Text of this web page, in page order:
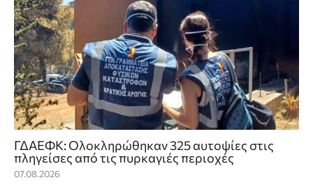
ΓΔΑΕΦΚ: Ολοκληρώθηκαν 325 αυτοψίες στις
πληγείσες από τις πυρκαγιές περιοχές
07.08.2026